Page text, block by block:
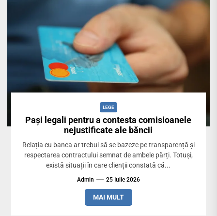
LEGE
Pași legali pentru a contesta comisioanele
nejustificate ale băncii
Relația cu banca ar trebui să se bazeze pe transparență și
respectarea contractului semnat de ambele părți. Totuși,
există situații în care clienții constată că...
Admin 25 Iulie 2026
MAI MULT